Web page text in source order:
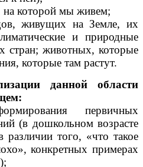
на которой мы живем;
живущих на Земле, их
и природные
стран; животных, которые
которые там растут.
данной области
первичных
(в дошкольном возрасте
различии того, «что такое
конкретных примерах